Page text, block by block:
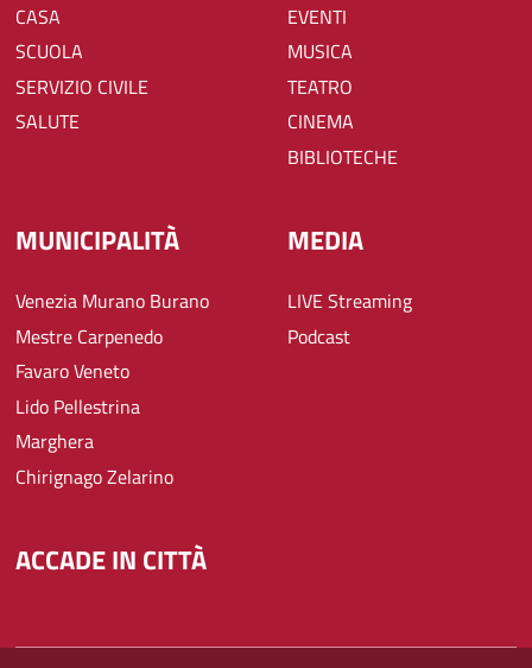
CASA
SCUOLA
SERVIZIO CIVILE
SALUTE
EVENTI
MUSICA
TEATRO
CINEMA
BIBLIOTECHE
MUNICIPALITÀ
Venezia Murano Burano
Mestre Carpenedo
Favaro Veneto
Lido Pellestrina
Marghera
Chirignago Zelarino
MEDIA
LIVE Streaming
Podcast
ACCADE IN CITTÀ